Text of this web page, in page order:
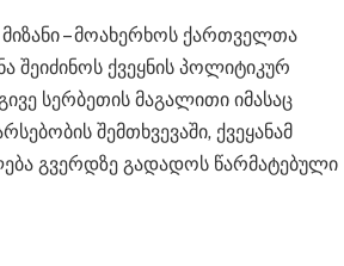
– მოახერხოს ქართველთა
შეიძინოს ქვეყნის პოლიტიკურ
სერბეთის მაგალითი იმასაც
შემთხვევაში, ქვეყანამ
გვერდზე გადადოს წარმატებული